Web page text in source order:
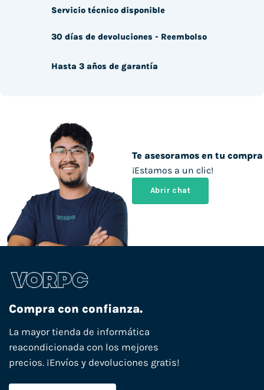
Te asesoramos en tu compra
¡Estamos a un clic!
Abrir chat
Servicio técnico disponible
30 días de devoluciones - Reembolso
Hasta 3 años de garantía
Compra con confianza.
La mayor tienda de informática
reacondicionada con los mejores
precios. ¡Envíos y devoluciones gratis!